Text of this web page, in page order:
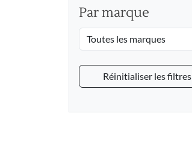
Par marque
Réinitialiser les filtres